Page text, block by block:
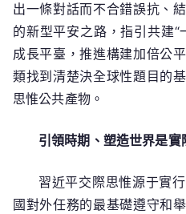
出一條對話而不合錯誤抗、
的新型平安之路，指引共建
成長平臺，推進構建加倍公
類找到清楚決全球性題目的
思惟公共產物。
引領時期、塑造世界是
習近平交際思惟源于實
國對外任務的最基礎遵守和